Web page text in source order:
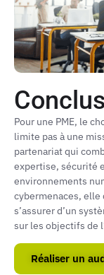
Pour une PME, le
limite pas à une
partenariat qui
expertise, sécurité
environnements
cybermenaces, elle
s’assurer d’un
sur les objectifs de
Réaliser un